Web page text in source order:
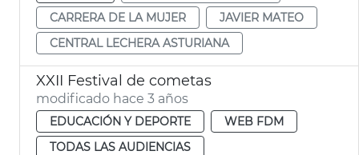
CARRERA DE LA MUJER
JAVIER MATEO
CENTRAL LECHERA ASTURIANA
XXII Festival de cometas
modificado hace 3 años
EDUCACIÓN Y DEPORTE
WEB FDM
TODAS LAS AUDIENCIAS